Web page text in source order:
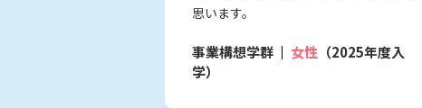
思います。
事業構想学群 女性 （2025年度入
学）